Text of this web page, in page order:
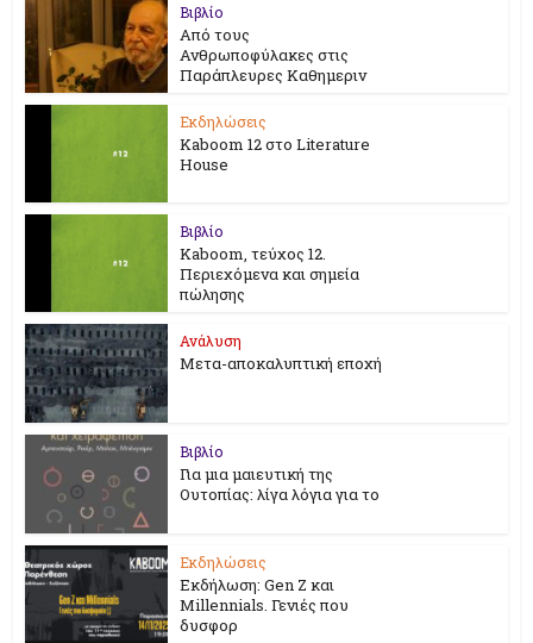
Βιβλίο
Από τους
Ανθρωποφύλακες στις
Παράπλευρες Καθημεριν
Εκδηλώσεις
Kaboom 12 στο Literature
House
Βιβλίο
Kaboom, τεύχος 12.
Περιεχόμενα και σημεία
πώλησης
Ανάλυση
Μετα-αποκαλυπτική εποχή
Βιβλίο
Για μια μαιευτική της
Ουτοπίας: λίγα λόγια για το
Εκδηλώσεις
Εκδήλωση: Gen Z και
Millennials. Γενιές που
δυσφορ